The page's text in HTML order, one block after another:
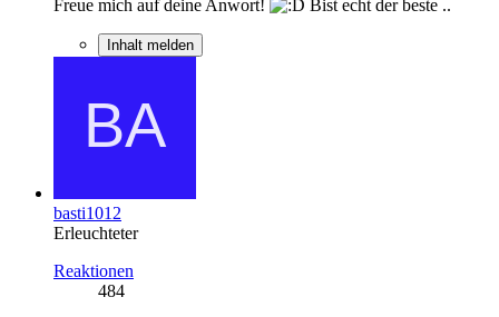
Freue mich auf deine Anwort!
Bist echt der beste ..
Inhalt melden
basti1012
Erleuchteter
Reaktionen
484